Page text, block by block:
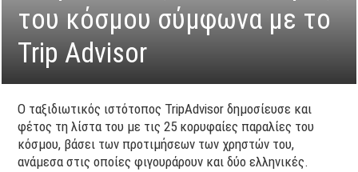
του κόσμου σύμφωνα με το
Trip Advisor
Ο ταξιδιωτικός ιστότοπος TripAdvisor δημοσίευσε και
φέτος τη λίστα του με τις 25 κορυφαίες παραλίες του
κόσμου, βάσει των προτιμήσεων των χρηστών του,
ανάμεσα στις οποίες φιγουράρουν και δύο ελληνικές.